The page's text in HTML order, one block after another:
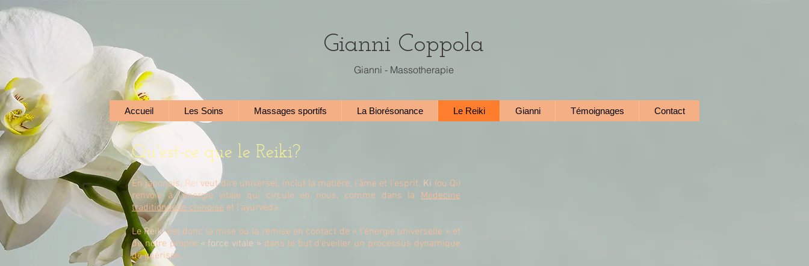
Gianni Coppola
Gianni - Massotherapie
Accueil Les Soins Massages sportifs La Biorésonance Le Reiki Gianni Témoignages Contact
Qu'est-ce que le Reiki?
En japonais, Rei veut dire universel, inclut la matière, l'âme et l'esprit. Ki (ou Qi)
renvoie à l'énergie vitale qui circule en nous, comme dans la Médecine
traditionnelle chinoise et l’ayurvéda.
LeReikiest donc la mise ou la remise en contact de « l'énergie universelle » et
de notre propre « force vitale » dans le but d'éveiller un processus dynamique
de guérison.